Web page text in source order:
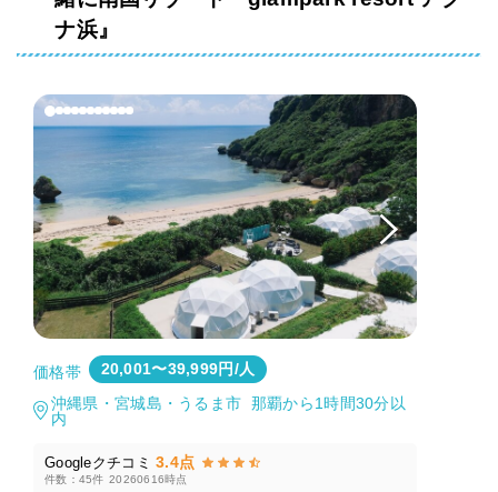
ナ浜』
価格帯
20,001〜39,999円/人
沖縄県・宮城島・うるま市 那覇から1時間30分以
内
Googleクチコミ 3.4点
件数：45件 20260616時点